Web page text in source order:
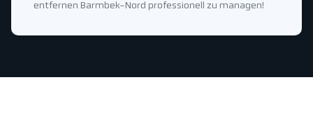
entfernen Barmbek-Nord professionell zu managen!